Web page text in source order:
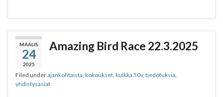
c
e
b
o
o
k
i
t
a
t
A
p
a
r
e
MAALIS
24
2025
Amazing Bird Race 22.3.2025
Filed underajankohtaista kokoukset kuikka 50v, tiedotuksia
yhdistysasiat